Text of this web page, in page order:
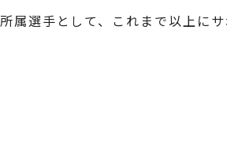
選手として、これまで以上に